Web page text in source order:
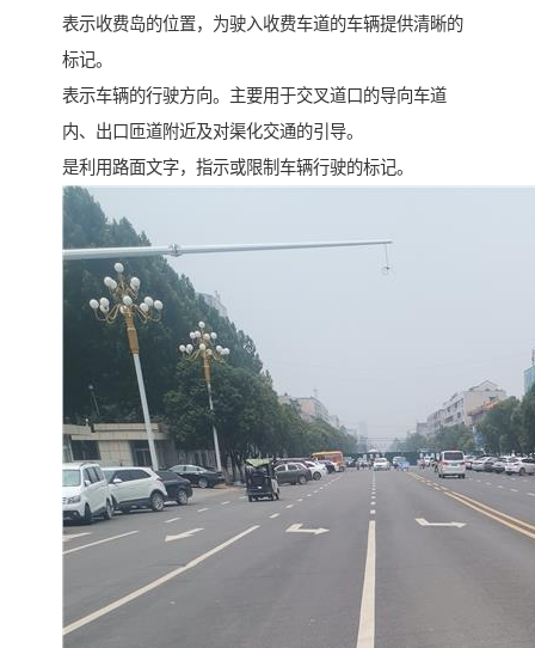
表示收费岛的位置，为驶入收费车道的车辆提供清晰的
标记。
表示车辆的行驶方向。主要用于交叉道口的导向车道
内、出口匝道附近及对渠化交通的引导。
是利用路面文字，指示或限制车辆行驶的标记。